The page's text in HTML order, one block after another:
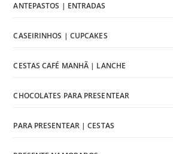
ANTEPASTOS | ENTRADAS
CASEIRINHOS | CUPCAKES
CESTAS CAFÉ MANHÃ | LANCHE
CHOCOLATES PARA PRESENTEAR
PARA PRESENTEAR | CESTAS